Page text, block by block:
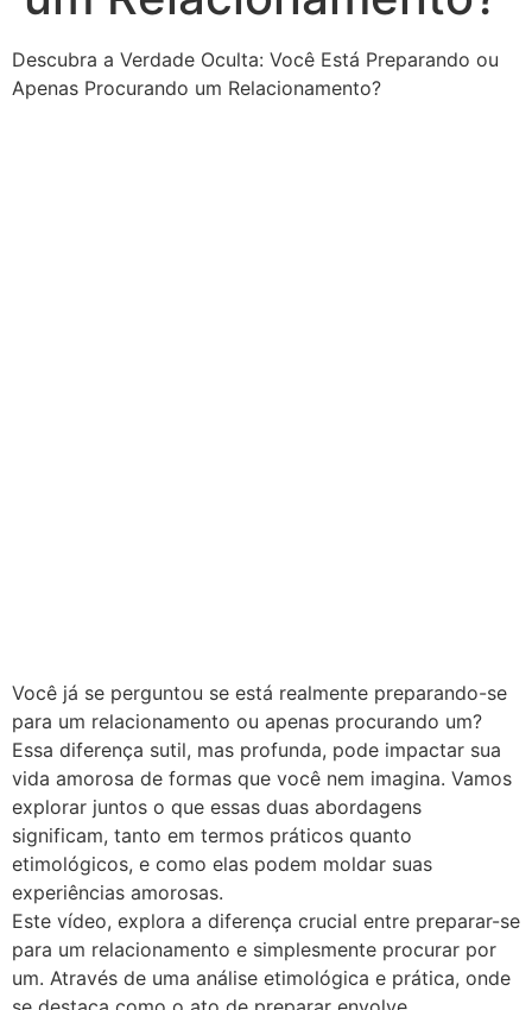
Descubra a Verdade Oculta: Você Está Preparando ou
Apenas Procurando um Relacionamento?
Você já se perguntou se está realmente preparando-se
para um relacionamento ou apenas procurando um?
Essa diferença sutil, mas profunda, pode impactar sua
vida amorosa de formas que você nem imagina. Vamos
explorar juntos o que essas duas abordagens
significam, tanto em termos práticos quanto
etimológicos, e como elas podem moldar suas
experiências amorosas.
Este vídeo, explora a diferença crucial entre preparar-se
para um relacionamento e simplesmente procurar por
um. Através de uma análise etimológica e prática, onde